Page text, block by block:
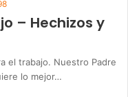
– Hechizos y
el trabajo. Nuestro Padre
lo mejor…